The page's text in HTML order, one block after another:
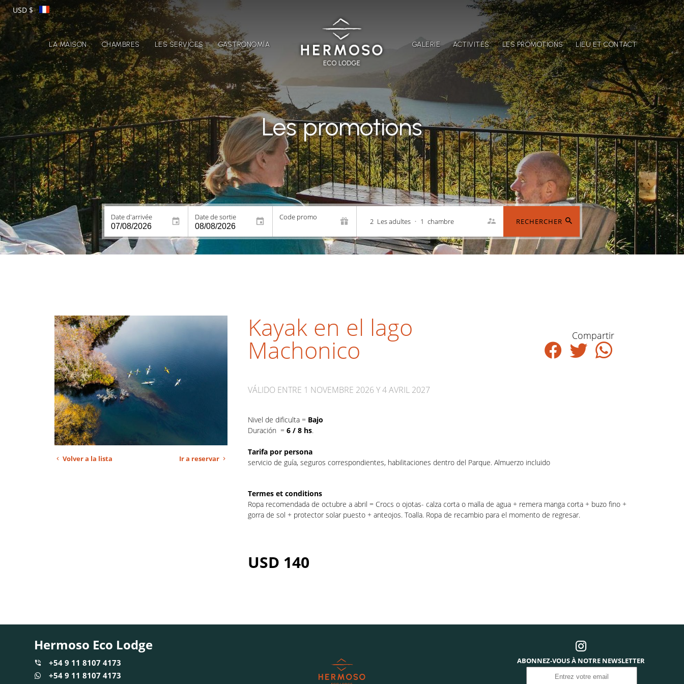
USD $
LA MAISON CHAMBRES LES SERVICES GASTRONOMÍA GALERIE ACTIVITÉS LES PROMOTIONS LIEU ET CONTACT
Date d'arrivée Date de sortie Code promo 2 Les adultes • 1 chambre RECHERCHER
Les promotions
Volver a la lista Ir a reservar
Kayak en el lago
Machonico Compartir
VÁLIDO ENTRE 1 NOVEMBRE 2026 Y 4 AVRIL 2027
Nivel de dificulta = Bajo
Duración =6 / 8 hs.
Tarifa por persona
servicio de guía, seguros correspondientes, habilitaciones dentro del Parque. Almuerzo incluido
Termes et conditions
Ropa recomendada de octubre a abril = Crocs o ojotas- calza corta o malla de agua + remera manga corta + buzo fino +
gorra de sol + protector solar puesto + anteojos. Toalla. Ropa de recambio para el momento de regresar.
USD 140
Hermoso Eco Lodge
+54 9 11 8107 4173
+54 9 11 8107 4173
ABONNEZ-VOUS À NOTRE NEWSLETTER